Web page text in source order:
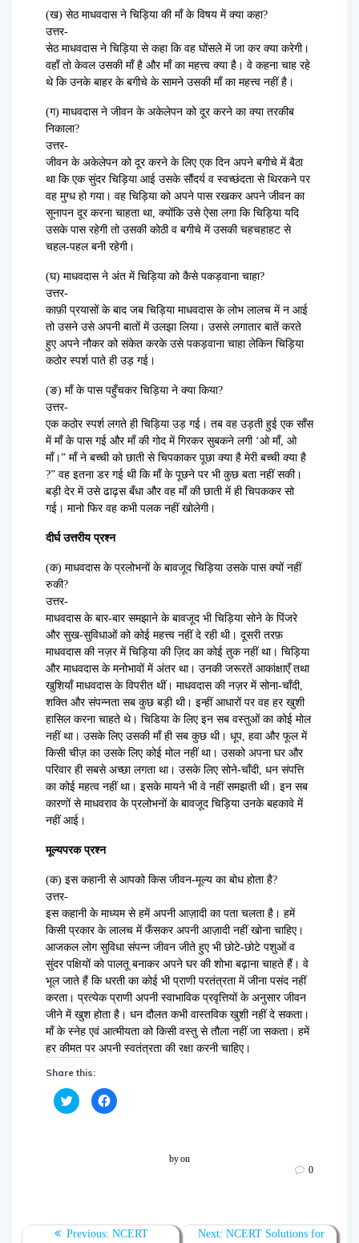
(ख) सेठ माधवदास ने चिड़िया की माँ के विषय में क्या कहा?
उत्तर-
सेठ माधवदास ने चिड़िया से कहा कि वह घोंसले में जा कर क्या करेगी।
वहाँ तो केवल उसकी माँ है और माँ का महत्त्व क्या है। वे कहना चाह रहे
थे कि उनके बाहर के बगीचे के सामने उसकी माँ का महत्त्व नहीं है।
(ग) माधवदास ने जीवन के अकेलेपन को दूर करने का क्या तरकीब
निकाला?
उत्तर-
जीवन के अकेलेपन को दूर करने के लिए एक दिन अपने बगीचे में बैठा
था कि एक सुंदर चिड़िया आई उसके सौंदर्य व स्वच्छंदता से थिरकने पर
वह मुग्ध हो गया। वह चिड़िया को अपने पास रखकर अपने जीवन का
सूनापन दूर करना चाहता था, क्योंकि उसे ऐसा लगा कि चिड़िया यदि
उसके पास रहेगी तो उसकी कोठी व बगीचे में उसकी चहचहाहट से
चहल-पहल बनी रहेगी।
(घ) माधवदास ने अंत में चिड़िया को कैसे पकड़वाना चाहा?
उत्तर-
काफ़ी प्रयासों के बाद जब चिड़िया माधवदास के लोभ लालच में न आई
तो उसने उसे अपनी बातों में उलझा लिया। उससे लगातार बातें करते
हुए अपने नौकर को संकेत करके उसे पकड़वाना चाहा लेकिन चिड़िया
कठोर स्पर्श पाते ही उड़ गई।
(ङ) माँ के पास पहुँचकर चिड़िया ने क्या किया?
उत्तर-
एक कठोर स्पर्श लगते ही चिड़िया उड़ गई। तब वह उड़ती हुई एक साँस
में माँ के पास गई और माँ की गोद में गिरकर सुबकने लगी ‘ओ माँ, ओ
माँ।” माँ ने बच्ची को छाती से चिपकाकर पूछा क्या है मेरी बच्ची क्या है
?” वह इतना डर गई थी कि माँ के पूछने पर भी कुछ बता नहीं सकी।
बड़ी देर में उसे ढाढ़स बँधा और वह माँ की छाती में ही चिपककर सो
गई। मानो फिर वह कभी पलक नहीं खोलेगी।
दीर्घ उत्तरीय प्रश्न
(क) माधवदास के प्रलोभनों के बावजूद चिड़िया उसके पास क्यों नहीं
रुकी?
उत्तर-
माधवदास के बार-बार समझाने के बावजूद भी चिड़िया सोने के पिंजरे
और सुख-सुविधाओं को कोई महत्त्व नहीं दे रही थी। दूसरी तरफ़
माधवदास की नज़र में चिड़िया की ज़िद का कोई तुक नहीं था। चिड़िया
और माधवदास के मनोभावों में अंतर था। उनकी जरूरतें आकांक्षाएँ तथा
खुशियाँ माधवदास के विपरीत थीं। माधवदास की नज़र में सोना-चाँदी,
शक्ति और संपन्नता सब कुछ बड़ी थी। इन्हीं आधारों पर वह हर खुशी
हासिल करना चाहते थे। चिडिया के लिए इन सब वस्तुओं का कोई मोल
नहीं था। उसके लिए उसकी माँ ही सब कुछ थी। धूप, हवा और फूल में
किसी चीज़ का उसके लिए कोई मोल नहीं था। उसको अपना घर और
परिवार ही सबसे अच्छा लगता था। उसके लिए सोने-चाँदी, धन संपत्ति
का कोई महत्व नहीं था। इसके मायने भी वे नहीं समझती थी। इन सब
कारणों से माधवराव के प्रलोभनों के बावजूद चिड़िया उनके बहकावे में
नहीं आई।
मूल्यपरक प्रश्न
(क) इस कहानी से आपको किस जीवन-मूल्य का बोध होता है?
उत्तर-
इस कहानी के माध्यम से हमें अपनी आज़ादी का पता चलता है। हमें
किसी प्रकार के लालच में फँसकर अपनी आज़ादी नहीं खोना चाहिए।
आजकल लोग सुविधा संपन्न जीवन जीते हुए भी छोटे-छोटे पशुओं व
सुंदर पक्षियों को पालतू बनाकर अपने घर की शोभा बढ़ाना चाहते हैं। वे
भूल जाते हैं कि धरती का कोई भी प्राणी परतंत्रता में जीना पसंद नहीं
करता। प्रत्येक प्राणी अपनी स्वाभाविक प्रवृत्तियों के अनुसार जीवन
जीने में खुश होता है। धन दौलत कभी वास्तविक खुशी नहीं दे सकता।
माँ के स्नेह एवं आत्मीयता को किसी वस्तु से तौला नहीं जा सकता। हमें
हर कीमत पर अपनी स्वतंत्रता की रक्षा करनी चाहिए।
Share this:
C
l
n
T
C
l
n
F
byon
0
Previous: NCERT
Next: NCERT Solutions for